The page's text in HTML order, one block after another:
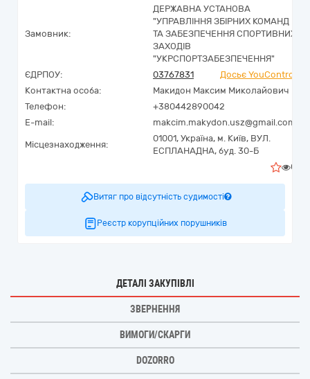
Замовник:
ДЕРЖАВНА УСТАНОВА
"УПРАВЛІННЯ ЗБІРНИХ КОМАНД
ТА ЗАБЕЗПЕЧЕННЯ СПОРТИВНИХ
ЗАХОДІВ
"УКРСПОРТЗАБЕЗПЕЧЕННЯ"
ЄДРПОУ:
03767831
Досьє YouControl
Контактна особа:
Макидон Максим Миколайович
Телефон:
+380442890042
E-mail:
makcim.makydon.usz@gmail.com
Місцезнаходження:
01001, Україна, м. Київ, ВУЛ.
ЕСПЛАНАДНА, буд. 30-Б
0
Витяг про відсутність судимості
Реєстр корупційних порушників
ДЕТАЛІ ЗАКУПІВЛІ
ЗВЕРНЕННЯ
ВИМОГИ/СКАРГИ
DOZORRO